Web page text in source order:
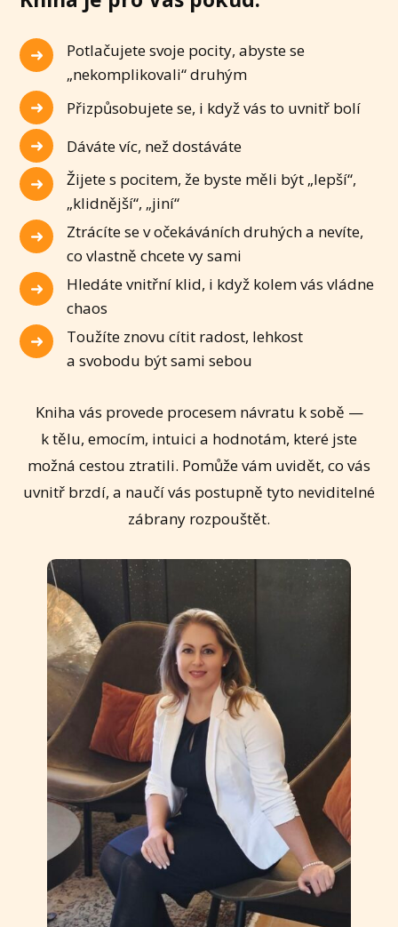
Potlačujete svoje pocity, abyste se
„nekomplikovali“ druhým
Přizpůsobujete se, i když vás to uvnitř bolí
Dáváte víc, než dostáváte
Žijete s pocitem, že byste měli být „lepší“,
„klidnější“, „jiní“
Ztrácíte se v očekáváních druhých a nevíte,
co vlastně chcete vy sami
Hledáte vnitřní klid, i když kolem vás vládne
chaos
Toužíte znovu cítit radost, lehkost
a svobodu být sami sebou
Kniha vás provede procesem návratu k sobě —
k tělu, emocím, intuici a hodnotám, které jste
možná cestou ztratili. Pomůže vám uvidět, co vás
uvnitř brzdí, a naučí vás postupně tyto neviditelné
zábrany rozpouštět.